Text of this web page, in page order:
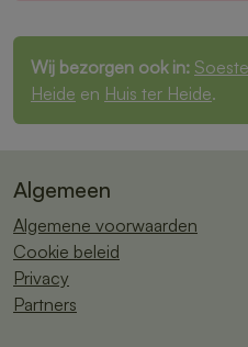
Wij bezorgen ook in:
Heide en Huis ter Heide.
Algemeen
Algemene voorwaarden
Cookie beleid
Privacy
Partners